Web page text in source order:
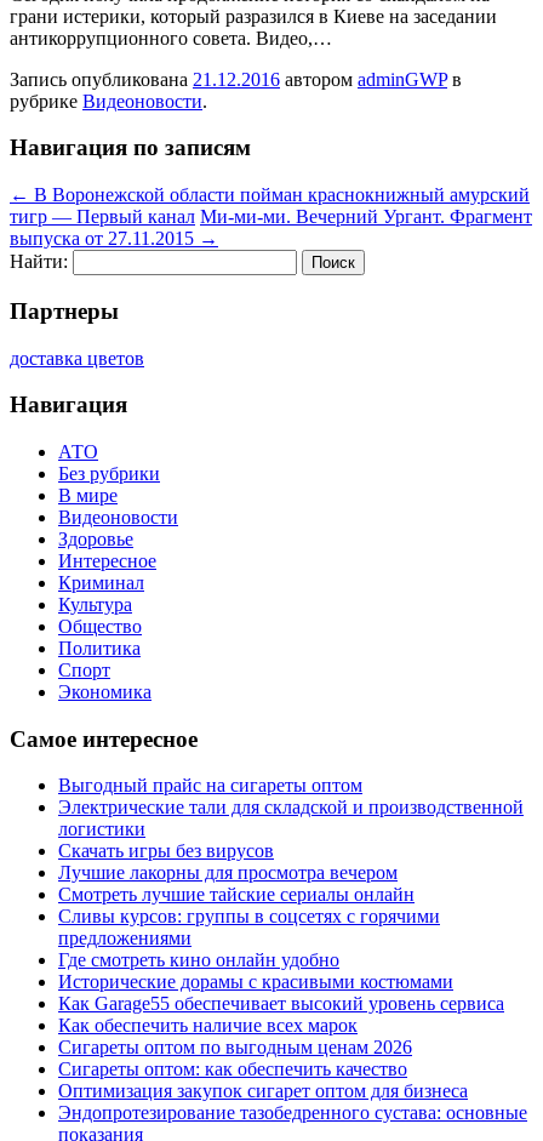
грани истерики, который разразился в Киеве на заседании
антикоррупционного совета. Видео,…
Запись опубликована 21.12.2016 автором adminGWPв
рубрике Видеоновости.
Навигация по записям
← В Воронежской области пойман краснокнижный амурский
тигр — Первый канал Ми-ми-ми. Вечерний Ургант. Фрагмент
выпуска от 27.11.2015 →
Найти:
Партнеры
доставка цветов
Навигация
АТО
Без рубрики
В мире
Видеоновости
Здоровье
Интересное
Криминал
Культура
Общество
Политика
Спорт
Экономика
Самое интересное
Выгодный прайс на сигареты оптом
Электрические тали для складской и производственной
логистики
Скачать игры без вирусов
Лучшие лакорны для просмотра вечером
Смотреть лучшие тайские сериалы онлайн
Сливы курсов: группы в соцсетях с горячими
предложениями
Где смотреть кино онлайн удобно
Исторические дорамы с красивыми костюмами
Как Garage55 обеспечивает высокий уровень сервиса
Как обеспечить наличие всех марок
Сигареты оптом по выгодным ценам 2026
Сигареты оптом: как обеспечить качество
Оптимизация закупок сигарет оптом для бизнеса
Эндопротезирование тазобедренного сустава: основные
показания